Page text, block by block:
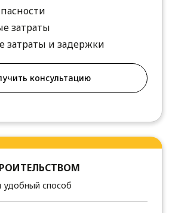
затраты
затраты и задержки
консультацию
способ